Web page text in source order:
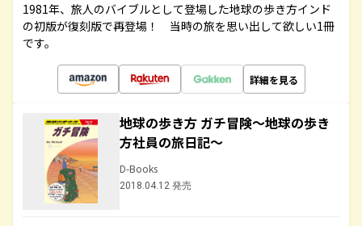
1981年、旅人のバイブルとして登場した地球の歩き方インド
の初版が復刻版で再登場！ 当時の旅を思い出して欲しい1冊
です。
詳細を見る
地球の歩き方 ガチ冒険～地球の歩き
方社員の旅日記～
D-Books
2018.04.12 発売